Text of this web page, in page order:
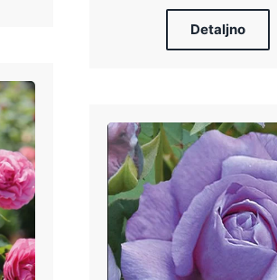
Detaljno